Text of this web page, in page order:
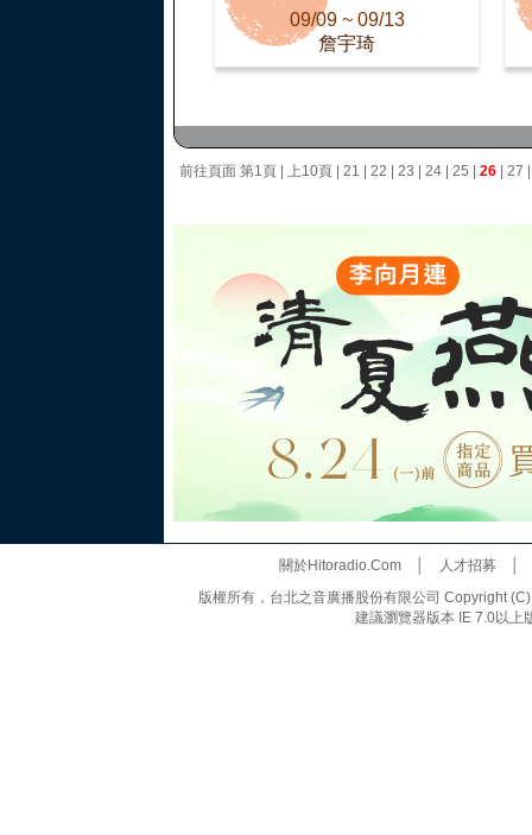
09/09 ~ 09/13
詹宇琦
前往頁面 第1頁 上10頁 21 22 23 24 25 26 27
關於Hitoradio.Com│ 人才招募
版權所有，台北之音廣播股份有限公司 Copyright
建議瀏覽器版本 IE 7.0以上